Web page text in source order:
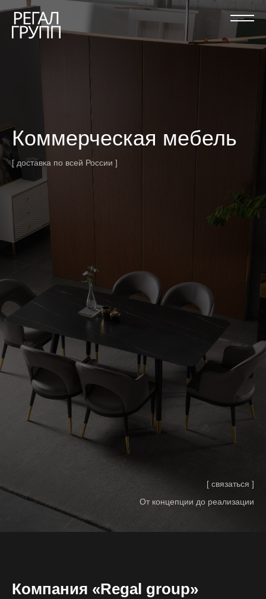
Коммерческая мебель
От концепции до реализации
[ связаться ]
[ доставка по всей России ]
Компания «Regal group»